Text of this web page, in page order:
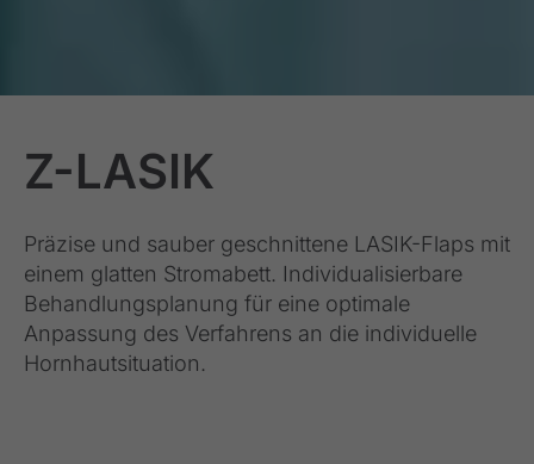
Z-LASIK
Präzise und sauber geschnittene LASIK-Flaps mit
einem glatten Stromabett. Individualisierbare
Behandlungsplanung für eine optimale
Anpassung des Verfahrens an die individuelle
Hornhautsituation.